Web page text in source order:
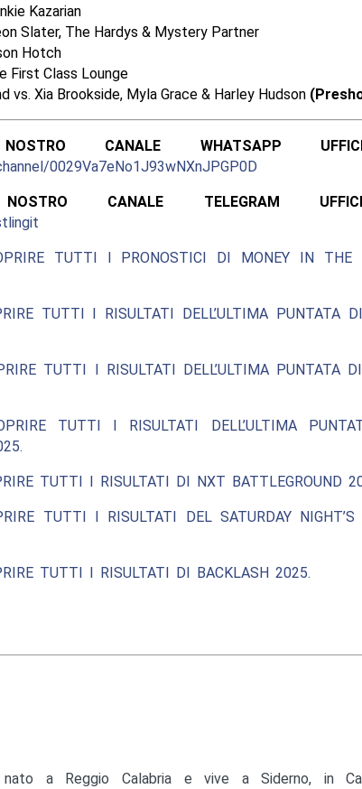
Kazarian
Slater, The Hardys & Mystery Partner
Hotch
First Class Lounge
vs. Xia Brookside, Myla Grace & Harley Hudson
CANALE WHATSAPP
0029Va7eNo1J93wNXnJPGP0D
CANALE TELEGRAM
TUTTI I PRONOSTICI DI MONEY IN THE
TUTTI I RISULTATI DELL’ULTIMA PUNTATA
TUTTI I RISULTATI DELL’ULTIMA PUNTATA
TUTTI I RISULTATI DELL’ULTIMA
TUTTI I RISULTATI DI NXT BATTLEGROUND
TUTTI I RISULTATI DEL SATURDAY NIGHT’S
TUTTI I RISULTATI DI BACKLASH 2025.
a Reggio Calabria e vive a Siderno, in